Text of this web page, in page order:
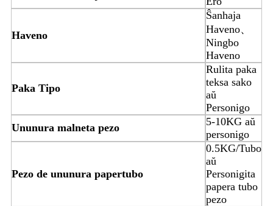
Haveno
Ŝanhaja
Haveno、
Ningbo
Haveno
Paka Tipo
Rulita paka
teksa sako
aŭ
Personigo
Ununura malneta pezo
5-10KG aŭ
personigo
Pezo de ununura papertubo
0.5KG/Tubo
aŭ
Personigita
papera tubo
pezo